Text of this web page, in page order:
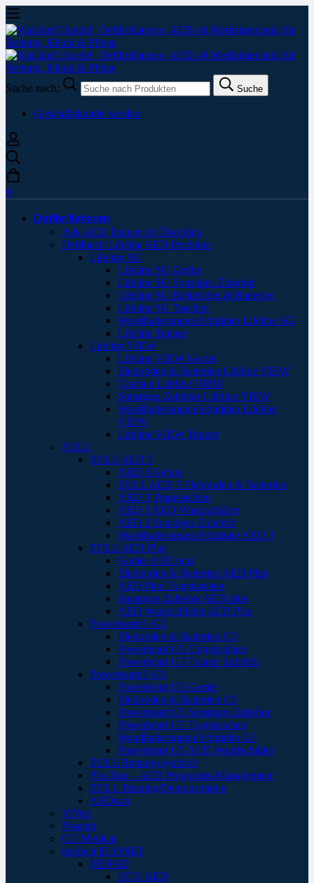
Suche nach: Suche
Geschäftskunde werden
0
Defibrillatoren
Alle AED Trainer im Überblick
Defibtech Lifeline AED Produkte
Lifeline SG
Lifeline SG Geräte
Lifeline SG Sonstiges Zubehör
Lifeline SG Elektroden & Batterien
Lifeline SG Taschen
Wandhalterungen/Schränke Lifeline SG
Lifeline Trainer
Lifeline VIEW
Lifeline VIEW Geräte
Elektroden & Batterien Lifeline VIEW
Taschen Lifeline VIEW
Sonstiges Zubehör Lifeline VIEW
Wandhalterungen/Schränke Lifeline
VIEW
Lifeline VIEW Trainer
ZOLL
ZOLL AED 3
AED 3 Geräte
ZOLL AED 3 Elektroden & Batterien
AED 3 Tragetaschen
AED 3 AED Wandschilder
AED 3 Sonstiges Zubehör
Wandhalterungen/Schränke AED 3
ZOLL AED Plus
Geräte AED plus
Elektroden & Batterien AED Plus
AED Plus Tragetaschen
Sonstiges Zubehör AED plus
AED Wandschilder AED Plus
Powerheart® G3
Elektroden & Batterien G3
Powerheart G5 Tragetaschen
Powerheart G3 Trainer Zubehör
Powerheart® G5
Powerheart G5 Geräte
Elektroden & Batterien G5
Powerheart G5 Sonstiges Zubehör
Powerheart G5 Tragetaschen
Wandhalterungen/Schränke G5
Powerheart G5 AED Wandschilder
ZOLL Rettungssymbole
PlusTrac – AED Programm-Management
ZOLL Training/Demonstration
AEDtrax
ViVest
Progetti
CU Medical
medical ECONET
MEPAD
ECO-AED